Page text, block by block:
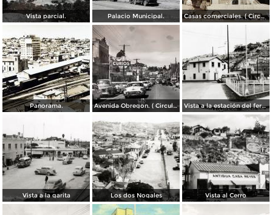
Vista parcial. Palacio Municipal. Casas comerciales. ( Circulada el 11 de Enero de 1957 ).
Panorama. Avenida Obregon. ( Circulada el 27 de Junio de 1958 ). Vista a la estación del ferrocarril
Vista a la garita Los dos Nogales Vista al Cerro